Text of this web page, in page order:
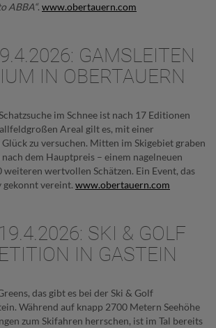
ABBA“. www.obertauern.com
GAMSLEITEN
IN OBERTAUERN
im Schnee ist nach 17 Editionen
Areal gilt es, mit einer
zu versuchen. Mitten im Skigebiet graben
dem Hauptpreis – einem nagelneuen
weiteren wertvollen Schätzen. Ein Event, das
gekonnt vereint. www.obertauern.com
SKI & GOLF
IN GASTEIN
das gibt es bei der Ski & Golf
Während auf knapp 2700 Metern Seehöhe
zum Skifahren herrschen, ist im Tal bereits